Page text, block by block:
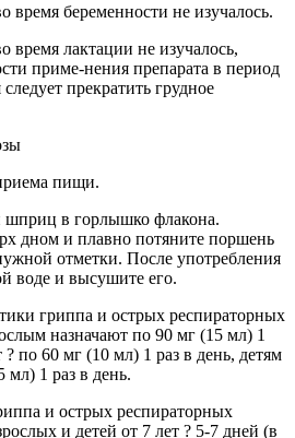
время беременности не изучалось.
время лактации не изучалось,
приме-нения препарата в период
прекратить грудное
пищи.
шприц в горлышко флакона.
дном и плавно потяните поршень
отметки. После употребления
воде и высушите его.
гриппа и острых респираторных
назначают по 90 мг (15 мл) 1
? по 60 мг (10 мл) 1 раз в день, детям
мл) 1 раз в день.
и острых респираторных
и детей от 7 лет ? 5-7 дней (в